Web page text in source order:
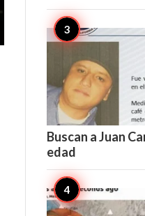
Buscan a Juan
edad